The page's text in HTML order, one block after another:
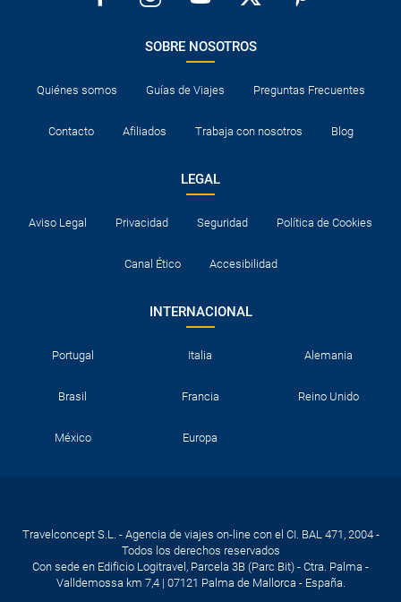
SOBRE NOSOTROS
Quiénes somos Guías de Viajes Preguntas Frecuentes
Contacto Afiliados Trabaja con nosotros Blog
LEGAL
Aviso Legal Privacidad Seguridad Política de Cookies
Canal Ético Accesibilidad
INTERNACIONAL
Portugal Italia Alemania
Brasil Francia Reino Unido
México Europa
Travelconcept S.L. - Agencia de viajes on-line con el CI. BAL 471, 2004 -
Todos los derechos reservados
Con sede en Edificio Logitravel, Parcela 3B (Parc Bit) - Ctra. Palma -
Valldemossa km 7,4 | 07121 Palma de Mallorca - España.